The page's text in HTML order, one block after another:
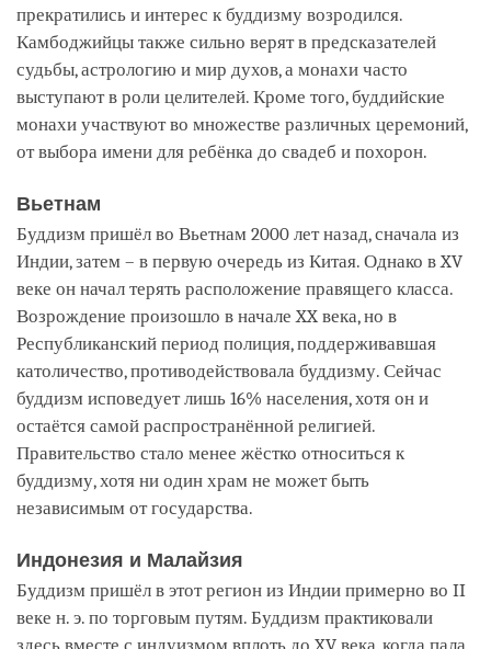
прекратились и интерес к буддизму возродился.
Камбоджийцы также сильно верят в предсказателей
судьбы, астрологию и мир духов, а монахи часто
выступают в роли целителей. Кроме того, буддийские
монахи участвуют во множестве различных церемоний,
от выбора имени для ребёнка до свадеб и похорон.
Вьетнам
Буддизм пришёл во Вьетнам 2000 лет назад, сначала из
Индии, затем – в первую очередь из Китая. Однако в XV
веке он начал терять расположение правящего класса.
Возрождение произошло в начале XX века, но в
Республиканский период полиция, поддерживавшая
католичество, противодействовала буддизму. Сейчас
буддизм исповедует лишь 16% населения, хотя он и
остаётся самой распространённой религией.
Правительство стало менее жёстко относиться к
буддизму, хотя ни один храм не может быть
независимым от государства.
Индонезия и Малайзия
Буддизм пришёл в этот регион из Индии примерно во II
веке н. э. по торговым путям. Буддизм практиковали
здесь вместе с индуизмом вплоть до XV века, когда пала